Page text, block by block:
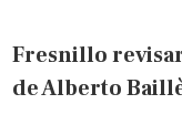
Fresnillo
de Alberto